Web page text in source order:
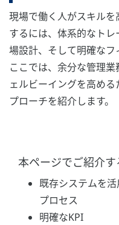
現場で働く人がスキル
するには、体系的なト
場設計、そして明確なフ
ここでは、余分な管理
ェルビーイングを高め
プローチを紹介します。
本ページでご紹介す
既存システムを
プロセス
明確なKPI